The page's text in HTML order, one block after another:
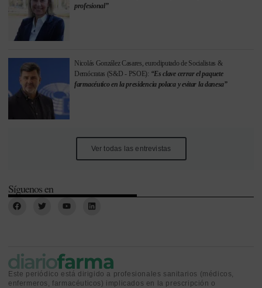
profesional”
Nicolás González Casares, eurodiputado de Socialistas &
Demócratas (S&D - PSOE): “Es clave cerrar el paquete
farmacéutico en la presidencia polaca y evitar la danesa”
Ver todas las entrevistas
Síguenos en
Este periódico está dirigido a profesionales sanitarios (médicos,
enfermeros, farmacéuticos) implicados en la prescripción o